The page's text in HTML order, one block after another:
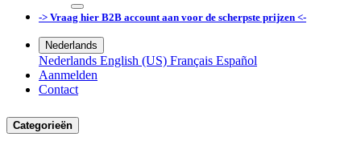
-> Vraag hier B2B account aan voor de scherpste prijzen <-
Nederlands
Nederlands English (US) Français Español
Aanmelden
Contact
Categorieën